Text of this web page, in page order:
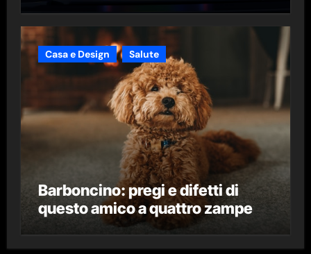
Casa e Design Salute
Barboncino: pregi e difetti di
questo amico a quattro zampe